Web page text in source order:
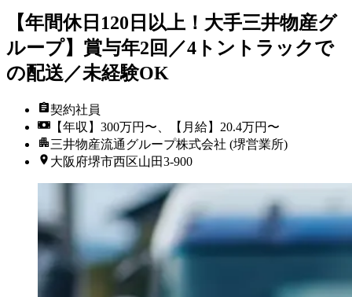
【年間休日120日以上！大手三井物産グ
ループ】賞与年2回／4トントラックで
の配送／未経験OK
契約社員
【年収】300万円〜、【月給】20.4万円〜
三井物産流通グループ株式会社 (堺営業所)
大阪府堺市西区山田3-900